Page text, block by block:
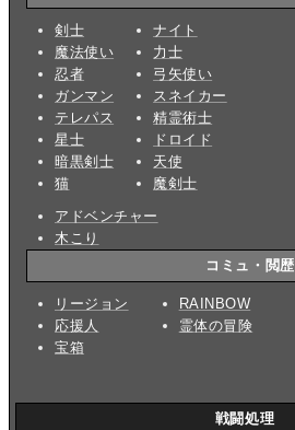
剣士
魔法使い
忍者
ガンマン
テレパス
星士
暗黒剣士
猫
ナイト
力士
弓矢使い
スネイカー
精霊術士
ドロイド
天使
魔剣士
アドベンチャー
木こり
コミュ・閲歴
リージョン
応援人
宝箱
RAINBOW
霊体の冒険
戦闘処理